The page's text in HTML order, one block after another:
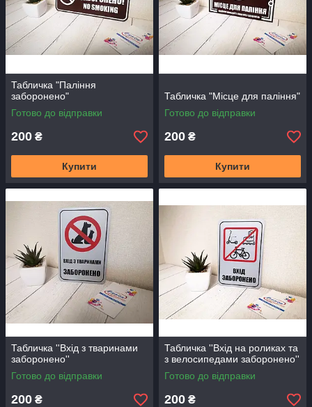
Табличка "Паління
заборонено"
Готово до відправки
200 ₴
Купити
Табличка "Місце для паління"
Готово до відправки
200 ₴
Купити
Табличка ''Вхід з тваринами
заборонено''
Готово до відправки
200 ₴
Табличка ''Вхід на роликах та
з велосипедами заборонено''
Готово до відправки
200 ₴